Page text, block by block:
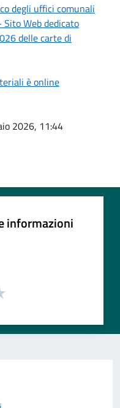
degli uffici comunali
Web dedicato
delle carte di
è online
2026, 11:44
informazioni